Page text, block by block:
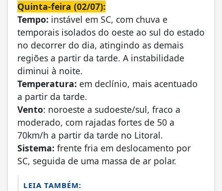
Quinta-feira (02/07):
Tempo: instável em SC, com chuva e
temporais isolados do oeste ao sul do estado
no decorrer do dia, atingindo as demais
regiões a partir da tarde. A instabilidade
diminui à noite.
Temperatura: em declínio, mais acentuado
a partir da tarde.
Vento: noroeste a sudoeste/sul, fraco a
moderado, com rajadas fortes de 50 a
70km/h a partir da tarde no Litoral.
Sistema: frente fria em deslocamento por
SC, seguida de uma massa de ar polar.
LEIA TAMBÉM: